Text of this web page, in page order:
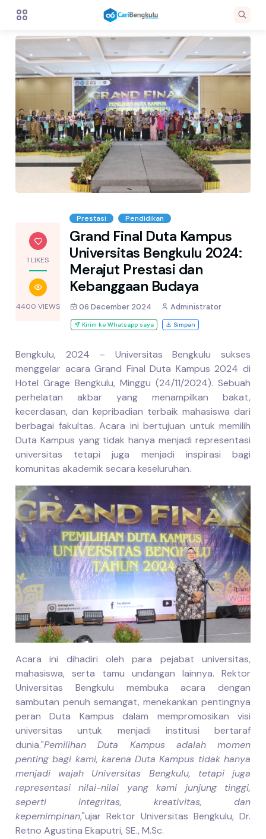
1 LIKES
4400 VIEWS
Prestasi Pendidikan
Grand Final Duta Kampus
Universitas Bengkulu 2024:
Merajut Prestasi dan
Kebanggaan Budaya
06 December 2024 Administrator
Kirim ke Whatsapp saya Simpan
Bengkulu, 2024 – Universitas Bengkulu sukses
menggelar acara Grand Final Duta Kampus 2024 di
Hotel Grage Bengkulu, Minggu (24/11/2024). Sebuah
perhelatan akbar yang menampilkan bakat,
kecerdasan, dan kepribadian terbaik mahasiswa dari
berbagai fakultas. Acara ini bertujuan untuk memilih
Duta Kampus yang tidak hanya menjadi representasi
universitas tetapi juga menjadi inspirasi bagi
komunitas akademik secara keseluruhan.
Acara ini dihadiri oleh para pejabat universitas,
mahasiswa, serta tamu undangan lainnya. Rektor
Universitas Bengkulu membuka acara dengan
sambutan penuh semangat, menekankan pentingnya
peran Duta Kampus dalam mempromosikan visi
universitas untuk menjadi institusi bertaraf
dunia."Pemilihan Duta Kampus adalah momen
penting bagi kami, karena Duta Kampus tidak hanya
menjadi wajah Universitas Bengkulu, tetapi juga
representasi nilai-nilai yang kami junjung tinggi,
seperti integritas, kreativitas, dan
kepemimpinan,"ujar Rektor Universitas Bengkulu, Dr.
Retno Agustina Ekaputri, SE., M.Sc.